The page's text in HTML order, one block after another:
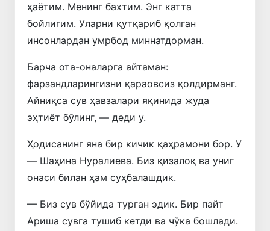
ҳаётим. Менинг бахтим. Энг катта
бойлигим. Уларни қутқариб қолган
инсонлардан умрбод миннатдорман.
Барча ота-оналарга айтаман:
фарзандларингизни қараовсиз қолдирманг.
Айниқса сув ҳавзалари яқинида жуда
эҳтиёт бўлинг, — деди у.
Ҳодисанинг яна бир кичик қаҳрамони бор. У
— Шаҳина Нуралиева. Биз қизалоқ ва униг
онаси билан ҳам суҳбалашдик.
— Биз сув бўйида турган эдик. Бир пайт
Ариша сувга тушиб кетди ва чўка бошлади.